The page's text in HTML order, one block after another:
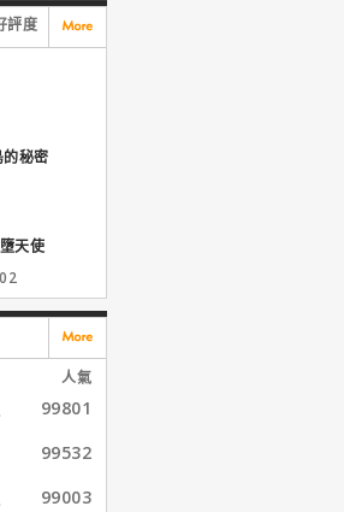
評度
秘密
天使
人氣
99801
99532
99003